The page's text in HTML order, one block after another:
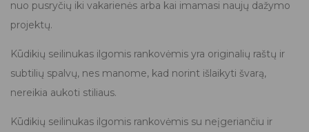
nuo pusryčių iki vakarienės arba kai imamasi naujų dažymo
projektų.
Kūdikių seilinukas ilgomis rankovėmis yra originalių raštų ir
subtilių spalvų, nes manome, kad norint išlaikyti švarą,
nereikia aukoti stiliaus.
Kūdikių seilinukas ilgomis rankovėmis su neįgeriančiu ir